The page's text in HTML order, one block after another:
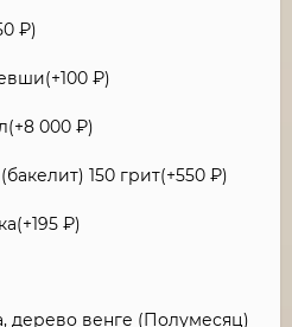
₽)
100 ₽)
8 000 ₽)
150 грит(+550 ₽)
195 ₽)
дерево венге (Полумесяц)